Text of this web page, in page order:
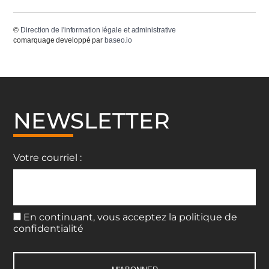
© Direction de l'information légale et administrative
comarquage developpé par baseo.io
NEWSLETTER
Votre courriel :
En continuant, vous acceptez la politique de
confidentialité